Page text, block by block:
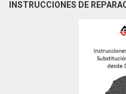
INSTRUCCIONES DE